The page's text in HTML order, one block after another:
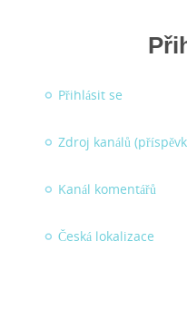
Přihlásit se
Zdroj kanálů
Kanál komentářů
Česká lokalizace